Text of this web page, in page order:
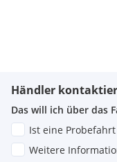
Händler
Das will ich über das
Ist eine
Weitere